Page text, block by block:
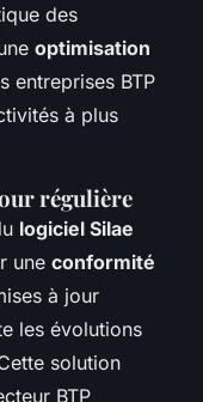
des
optimisation
entreprises BTP
à plus
régulière
logiciel Silae
une conformité
à jour
les évolutions
solution
BTP